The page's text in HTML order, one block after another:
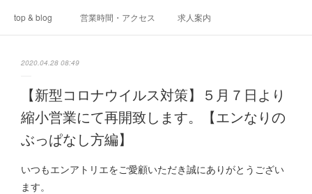
top & blog 営業時間・アクセス 求人案内
2020.04.28 08:49
【新型コロナウイルス対策】５月７日より
縮小営業にて再開致します。【エンなりの
ぶっぱなし方編】
いつもエンアトリエをご愛顧いただき誠にありがとうござい
ます。